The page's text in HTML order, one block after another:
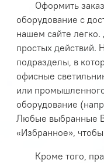
Оформить заказ
оборудование с
нашем сайте
простых действий.
подразделы, в
офисные
или
оборудование
Любые выбранные
«Избранное»,
Кроме того,